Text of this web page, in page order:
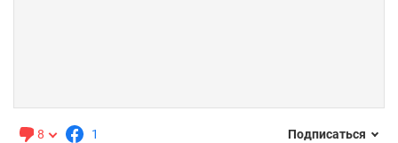
8 1 Подписаться